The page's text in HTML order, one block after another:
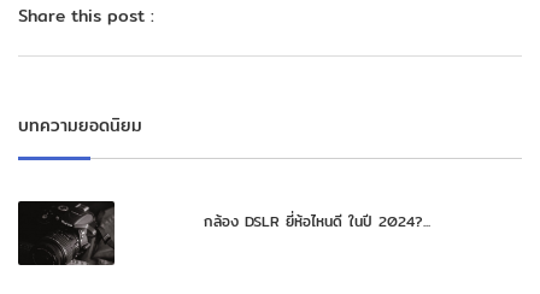
Share this post :
บทความยอดนิยม
กล้อง DSLR ยี่ห้อไหนดี ในปี 2024?...